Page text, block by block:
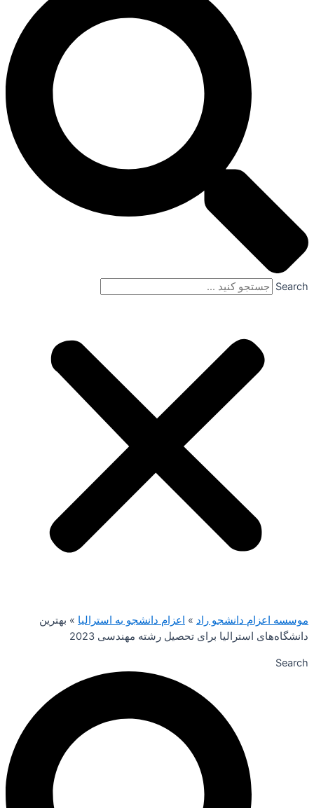
Search
موسسه اعزام دانشجو راد » اعزام دانشجو به استرالیا » بهترین
دانشگاه‌های استرالیا برای تحصیل رشته مهندسی 2023
Search